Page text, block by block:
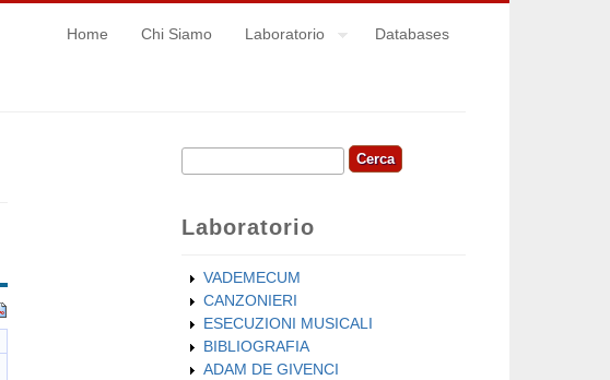
Home Chi Siamo Laboratorio Databases
Form di ricerca
Cerca
Laboratorio
VADEMECUM
CANZONIERI
ESECUZIONI MUSICALI
BIBLIOGRAFIA
ADAM DE GIVENCI